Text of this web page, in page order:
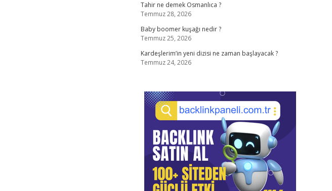
Tahir ne demek Osmanlıca ?
Temmuz 28, 2026
Baby boomer kuşağı nedir ?
Temmuz 25, 2026
Kardeşlerim’in yeni dizisi ne zaman başlayacak ?
Temmuz 24, 2026